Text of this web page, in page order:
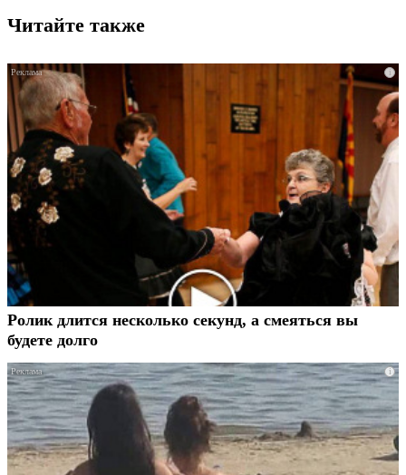
Читайте также
i
Ролик длится несколько секунд, а смеяться вы
будете долго
i